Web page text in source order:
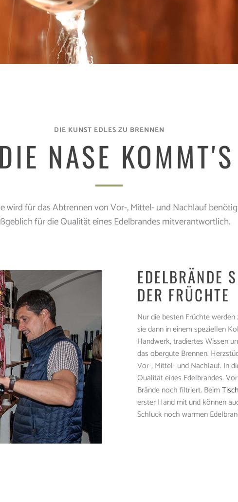
DIE KUNST EDLES ZU BRENNEN
NASE
wird für das Abtrennen von Vor-, Mittel- und Nachlauf
für die Qualität eines Edelbrandes mitverantwortlich.
EDELBRÄNDE
DER FRÜCHTE
Nur die besten Früchte
sie dann in einem speziellen
Handwerk, tradiertes Wissen
das obergute Brennen.
Vor-, Mittel- und Nachlauf. In
Qualität eines Edelbrandes.
Brände noch filtriert. Beim
erster Hand mit und können
Schluck noch warmen